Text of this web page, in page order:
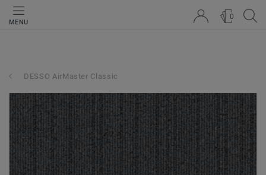
MENU
0
DESSO AirMaster Classic